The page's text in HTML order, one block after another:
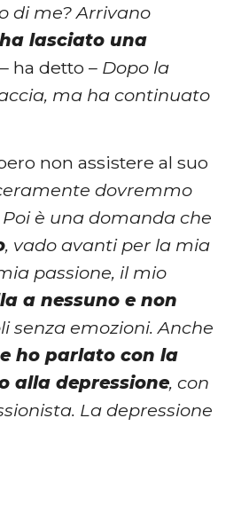
di me? Arrivano
lasciato una
– ha detto – Dopo la
ma ha continuato
non assistere al suo
dovremmo
è una domanda che
, vado avanti per la mia
passione, il mio
a nessuno e non
senza emozioni. Anche
ho parlato con la
alla depressione, con
La depressione